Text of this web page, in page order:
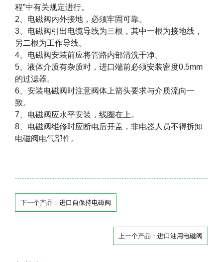
程”中有关规定进行。
2 、电磁阀内外接地，必须牢固可靠。
3 、电磁阀引出电缆导线为三根，其中一根为接地线，
另二根为工作导线。
4 、电磁阀安装前应将管路内部清洗干净。
5 、液体介质有杂质时，进口端前必须安装密度0.5mm
的过滤器。
6 、安装电磁阀时注意阀体上箭头要求与介质流向一
致。
7 、电磁阀应水平安装，线圈在上。
8 、电磁阀维修时应断电后开盖，非电器人员不得拆卸
电磁阀电气部件。
下一个产品： 进口自保持电磁阀
上一个产品： 进口油用电磁阀